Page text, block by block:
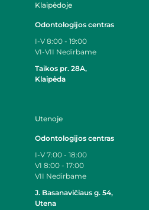
Klaipėdoje
Odontologijos centras
I-V8:00 - 19:00
VI-VII Nedirbame
Taikos pr. 28A,
Klaipėda
Utenoje
Odontologijos centras
I-V7:00 - 18:00
VI 8:00 - 17:00
VII Nedirbame
J. Basanavičiaus g. 54,
Utena